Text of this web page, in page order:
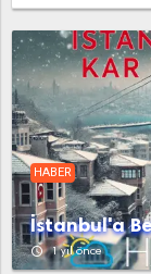
Kestel
Kurşunlu
Orhaneli
HABER
İstanbul'a
access_time 1 yıl önce